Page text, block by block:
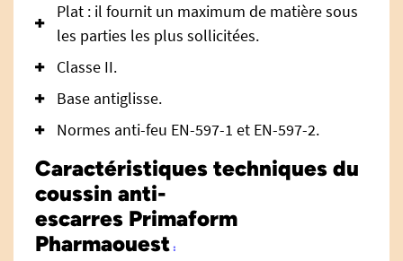
Plat : il fournit un maximum de matière sous
les parties les plus sollicitées.
Classe II.
Base antiglisse.
Normes anti-feu EN-597-1 et EN-597-2.
Caractéristiques techniques du
coussin anti-
escarres Primaform
Pharmaouest :